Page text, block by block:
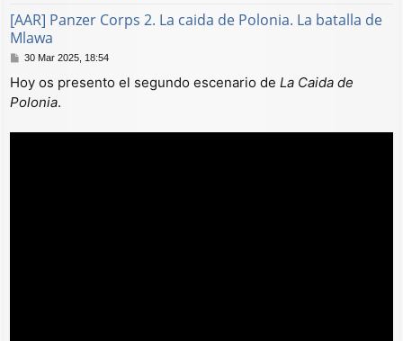
[AAR] Panzer Corps 2. La caida de Polonia. La batalla de
Mlawa
M
n
s
30 Mar 2025, 18:54
Hoy os presento el segundo escenario de La Caida de
Polonia.